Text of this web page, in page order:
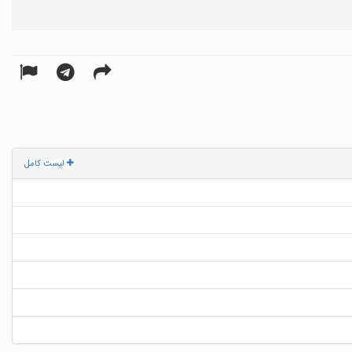
لیست کامل